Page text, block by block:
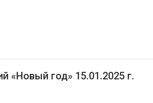
«Новый год» 15.01.2025 г.